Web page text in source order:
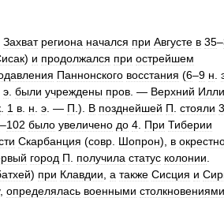
Захват региона начался при Августе в 35–
) и продолжался при острейшем
Паннонского восстания (6–9 н
э были учреждены пров . — Верхний
1 в н э . — П .). В позднейшей П стояли 3
–102 было увеличено до 4 При Тиберии
Скарбанция (совр Шопрон), в
город П получила статус колонии
) при Клавдии а также Сисция и
, определялась военными столкновениями